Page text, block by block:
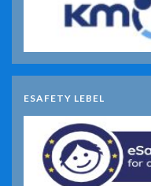
ESAFETY LEBEL